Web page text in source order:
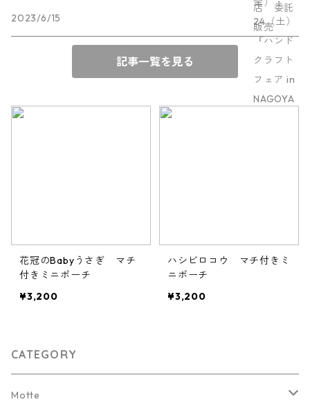
2023/6/15
記事一覧を見る
花冠のBabyうさぎ マチ
付きミニポーチ
¥3,200
ハシビロコウ マチ付きミ
ニポーチ
¥3,200
CATEGORY
Motte